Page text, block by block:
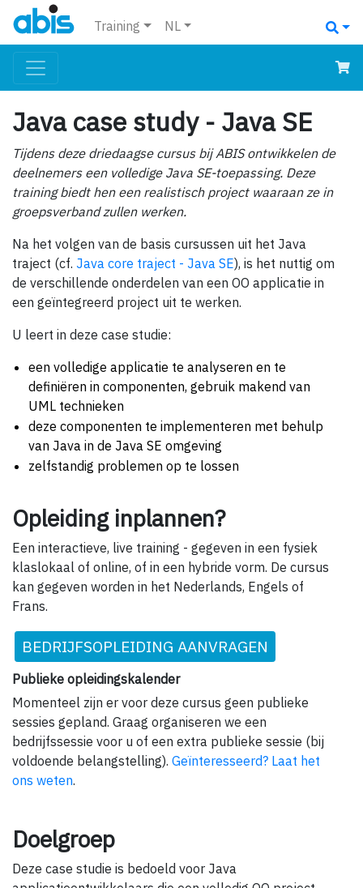
Training NL
Java case study - Java SE
Tijdens deze driedaagse cursus bij ABIS ontwikkelen de
deelnemers een volledige Java SE-toepassing. Deze
training biedt hen een realistisch project waaraan ze in
groepsverband zullen werken.
Na het volgen van de basis cursussen uit het Java
traject (cf. Java core traject - Java SE), is het nuttig om
de verschillende onderdelen van een OO applicatie in
een geïntegreerd project uit te werken.
U leert in deze case studie:
een volledige applicatie te analyseren en te
definiëren in componenten, gebruik makend van
UML technieken
deze componenten te implementeren met behulp
van Java in de Java SE omgeving
zelfstandig problemen op te lossen
Opleiding inplannen?
Een interactieve, live training - gegeven in een fysiek
klaslokaal of online, of in een hybride vorm. De cursus
kan gegeven worden in het Nederlands, Engels of
Frans.
BEDRIJFSOPLEIDING AANVRAGEN
Publieke opleidingskalender
Momenteel zijn er voor deze cursus geen publieke
sessies gepland. Graag organiseren we een
bedrijfssessie voor u of een extra publieke sessie (bij
voldoende belangstelling). Geïnteresseerd? Laat het
ons weten.
Doelgroep
Deze case studie is bedoeld voor Java